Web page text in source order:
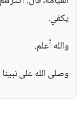
يكفي.
والله أعلم.
وصلى الله على